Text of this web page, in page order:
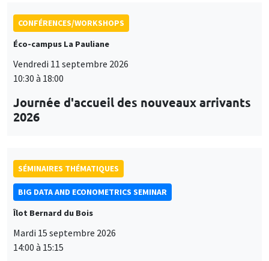
CONFÉRENCES/WORKSHOPS
Éco-campus La Pauliane
Vendredi 11 septembre 2026
10:30 à 18:00
Journée d'accueil des nouveaux arrivants
2026
SÉMINAIRES THÉMATIQUES
BIG DATA AND ECONOMETRICS SEMINAR
Îlot Bernard du Bois
Mardi 15 septembre 2026
14:00 à 15:15